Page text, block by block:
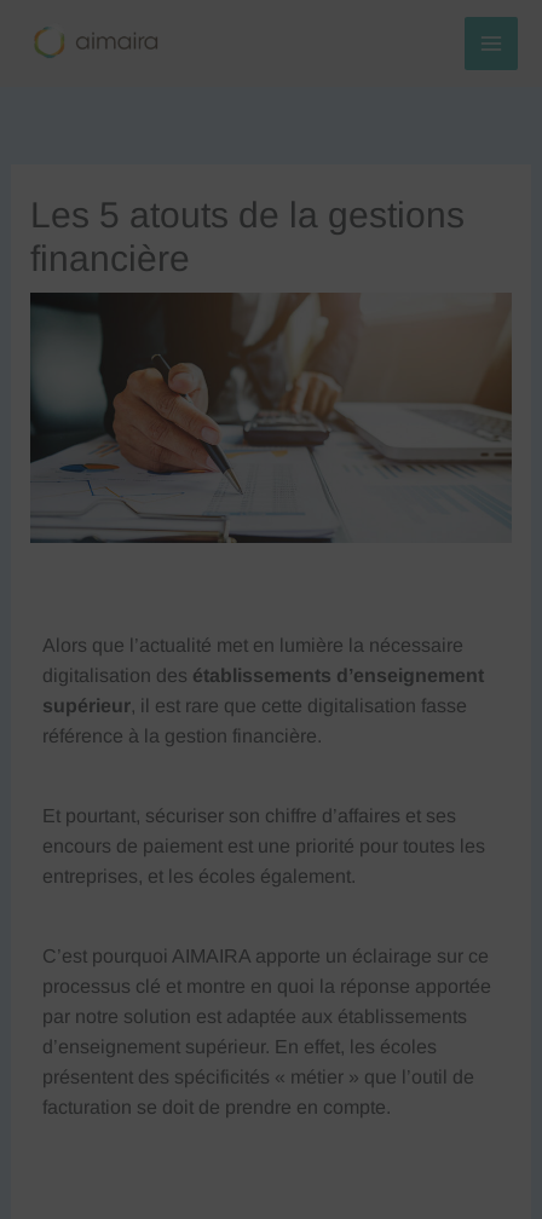
Les 5 atouts de la gestions
financière
Alors que l’actualité met en lumière la nécessaire
digitalisation des établissements d’enseignement
supérieur, il est rare que cette digitalisation fasse
référence à la gestion financière.
Et pourtant, sécuriser son chiffre d’affaires et ses
encours de paiement est une priorité pour toutes les
entreprises, et les écoles également.
C’est pourquoi AIMAIRA apporte un éclairage sur ce
processus clé et montre en quoi la réponse apportée
par notre solution est adaptée aux établissements
d’enseignement supérieur. En effet, les écoles
présentent des spécificités « métier » que l’outil de
facturation se doit de prendre en compte.